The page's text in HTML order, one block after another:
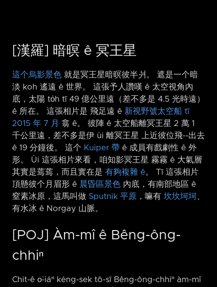
[漢羅] 暗暝 ê 冥王星
這个烏影景色 就是冥王星暗暝彼半爿。 遮是一个暗
淡 koh 遙遠 ê 世界。 這張予人讚嘆 ê 太空視角內
底，太陽 to̍h tī 49 億公里遠（差不多是 4.5 光時遠）
ê 所在。 這張相片是 飛足遠 ê 新視野號太空船 tī
2015 年 7 月
翕 ê。 彼陣 ê 太空船離冥王星 2 萬 1
千公里遠，差不多是伊 ùi 離冥王星 上近彼位飛-⁠-出去
ê 19 分鐘後。 這个 Kuiper 帶 ê 成員有戲劇性 ê 外
形。 Ùi 這張相片來看，咱知影冥王星 霧霧 ê 大氣層
其實是蔫蔫，而且實在是 有夠複雜 ê。 Tī 這張相片
頂懸彼个月眉形 ê 晨昏區景色 內底，有南部地區 ê
窒素冰原，這馬叫做 Sputnik 平原 ，嘛有 坎坎坷坷 、
有水冰 ê Norgay 山脈。
[POJ] Àm-mî ê Bêng-ông-
chhiⁿ
Chit-ê o͘-iáⁿ kéng-sek tō-sī Bêng-ông-chhiⁿ àm-mî